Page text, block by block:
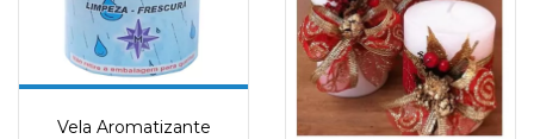
Vela Aromatizante